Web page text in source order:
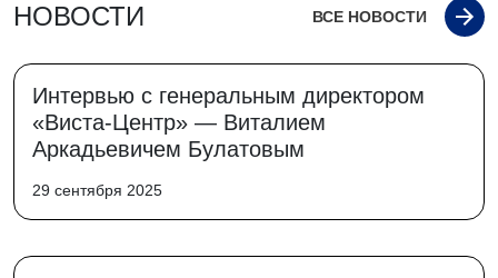
НОВОСТИ ВСЕ НОВОСТИ
Интервью с генеральным директором
«Виста-Центр» — Виталием
Аркадьевичем Булатовым
29 сентября 2025